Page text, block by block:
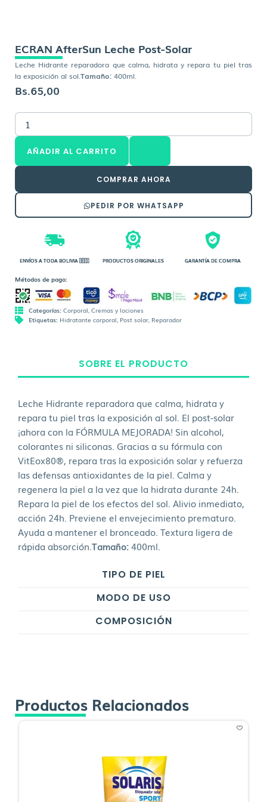
ECRAN AfterSun Leche Post-Solar
Leche Hidrante reparadora que calma, hidrata y repara tu piel tras
la exposición al sol. Tamaño: 400ml.
Bs.65,00
ECRAN
AfterSun
Leche
Post-
Solar
AÑADIR AL CARRITO
COMPRAR AHORA
PEDIR POR WHATSAPP
ENVÍOS A TODA BOLIVIA 🇧🇴 PRODUCTOS ORIGINALES GARANTÍA DE COMPRA
Métodos de pago:
Categorías: Corporal, Cremas y lociones
Etiquetas: Hidratante corporal, Post solar, Reparador
SOBRE EL PRODUCTO
TIPO DE PIEL
MODO DE USO
COMPOSICIÓN
Leche Hidrante reparadora que calma, hidrata y
repara tu piel tras la exposición al sol. El post-solar
¡ahora con la FÓRMULA MEJORADA! Sin alcohol,
colorantes ni siliconas. Gracias a su fórmula con
VitEox80®, repara tras la exposición solar y refuerza
las defensas antioxidantes de la piel. Calma y
regenera la piel a la vez que la hidrata durante 24h.
Repara la piel de los efectos del sol. Alivio inmediato,
acción 24h. Previene el envejecimiento prematuro.
Ayuda a mantener el bronceado. Textura ligera de
rápida absorción. Tamaño:400ml.
Productos Relacionados